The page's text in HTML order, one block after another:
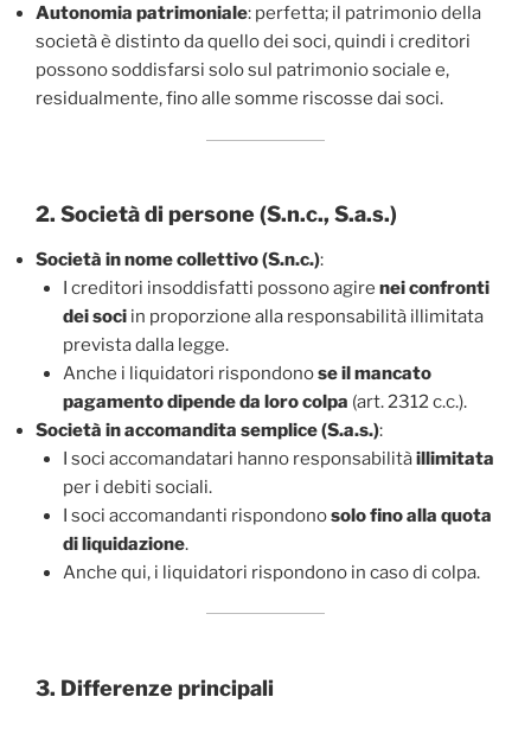
Autonomia patrimoniale: perfetta; il patrimonio della
società è distinto da quello dei soci, quindi i creditori
possono soddisfarsi solo sul patrimonio sociale e,
residualmente, fino alle somme riscosse dai soci.
2. Società di persone (S.n.c., S.a.s.)
Società in nome collettivo (S.n.c.):
I creditori insoddisfatti possono agire nei confronti
dei sociin proporzione alla responsabilità illimitata
prevista dalla legge.
Anche i liquidatori rispondonose il mancato
pagamento dipende da loro colpa (art. 2312 c.c.).
Società in accomandita semplice (S.a.s.):
I soci accomandatari hanno responsabilitàillimitata
per i debiti sociali.
I soci accomandanti rispondonosolo fino alla quota
di liquidazione.
Anche qui, i liquidatori rispondono in caso di colpa.
3. Differenze principali